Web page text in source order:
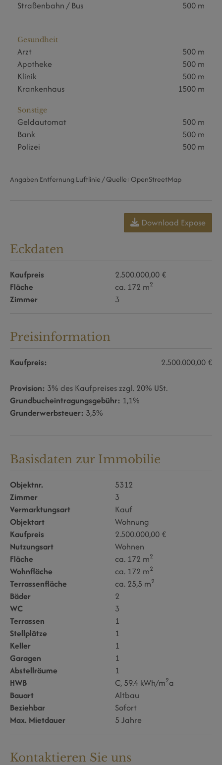
Straßenbahn / Bus
500 m
Gesundheit
Arzt
500 m
Apotheke
500 m
Klinik
500 m
Krankenhaus
1500 m
Sonstige
Geldautomat
500 m
Bank
500 m
Polizei
500 m
Angaben Entfernung Luftlinie / Quelle: OpenStreetMap
Download Expose
Eckdaten
Kaufpreis
2.500.000,00 €
Fläche
ca. 172 m2
Zimmer 3
Preisinformation
Kaufpreis: 2.500.000,00 €
Provision: 3% des Kaufpreises zzgl. 20% USt.
Grundbucheintragungsgebühr: 1,1%
Grunderwerbsteuer: 3,5%
Basisdaten zur Immobilie
Objektnr.
5312
Zimmer
3
Vermarktungsart
Kauf
Objektart
Wohnung
Kaufpreis
2.500.000,00 €
Nutzungsart
Wohnen
Fläche
ca. 172 m2
Wohnfläche ca. 172 m2
Terrassenfläche ca. 25,5 m2
Bäder
2
WC
3
Terrassen
1
Stellplätze
1
Keller
1
Garagen
1
Abstellräume
1
HWB
C, 59.4 kWh/m2a
Bauart
Altbau
Beziehbar
Sofort
Max. Mietdauer
5 Jahre
Kontaktieren Sie uns